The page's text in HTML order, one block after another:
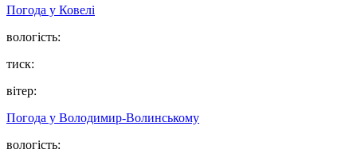
Погода у Ковелі
вологість:
тиск:
вітер:
Погода у Володимир-Волинському
вологість: